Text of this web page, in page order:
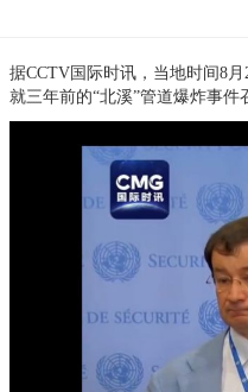
据CCTV国际时讯，当地时间8
就三年前的“北溪”管道爆炸事件